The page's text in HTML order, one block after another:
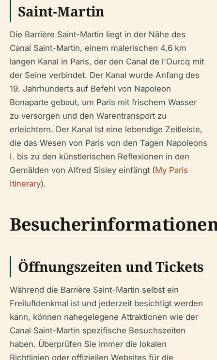
Saint-Martin
Die Barrière Saint-Martin liegt in der Nähe des
Canal Saint-Martin, einem malerischen 4,6 km
langen Kanal in Paris, der den Canal de l'Ourcq mit
der Seine verbindet. Der Kanal wurde Anfang des
19. Jahrhunderts auf Befehl von Napoleon
Bonaparte gebaut, um Paris mit frischem Wasser
zu versorgen und den Warentransport zu
erleichtern. Der Kanal ist eine lebendige Zeitleiste,
die das Wesen von Paris von den Tagen Napoleons
I. bis zu den künstlerischen Reflexionen in den
Gemälden von Alfred Sisley einfängt (My Paris
Itinerary).
Öffnungszeiten und Tickets
Während die Barrière Saint-Martin selbst ein
Freiluftdenkmal ist und jederzeit besichtigt werden
kann, können nahegelegene Attraktionen wie der
Canal Saint-Martin spezifische Besuchszeiten
haben. Überprüfen Sie immer die lokalen
Richtlinien oder offiziellen Websites für die